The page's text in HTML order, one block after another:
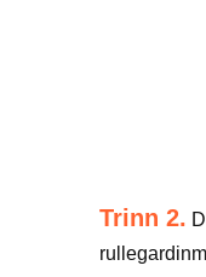
Trinn 2.